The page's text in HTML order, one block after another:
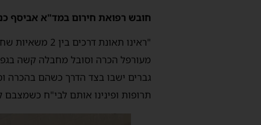
חובש רפואת חירום במד"א אביסף
גברים ישבו בצד הדרך כשהם בהכרה
תרופות ופינינו אותם לבי"ח כשמצבם